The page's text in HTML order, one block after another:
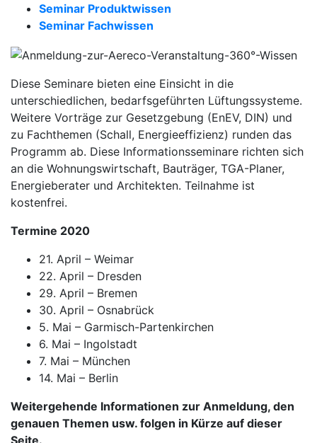
Seminar Produktwissen
Seminar Fachwissen
Diese Seminare bieten eine Einsicht in die
unterschiedlichen, bedarfsgeführten Lüftungssysteme.
Weitere Vorträge zur Gesetzgebung (EnEV, DIN) und
zu Fachthemen (Schall, Energieeffizienz) runden das
Programm ab. Diese Informationsseminare richten sich
an die Wohnungswirtschaft, Bauträger, TGA-Planer,
Energieberater und Architekten. Teilnahme ist
kostenfrei.
Termine 2020
21. April – Weimar
22. April – Dresden
29. April – Bremen
30. April – Osnabrück
5. Mai – Garmisch-Partenkirchen
6. Mai – Ingolstadt
7. Mai – München
14. Mai – Berlin
Weitergehende Informationen zur Anmeldung, den
genauen Themen usw. folgen in Kürze auf dieser
Seite.